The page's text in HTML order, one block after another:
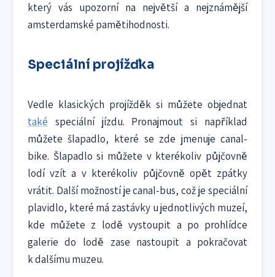
který vás upozorní na největší a nejznámější
amsterdamské pamětihodnosti.
Speciální projížďka
Vedle klasických projížděk si můžete objednat
také speciální jízdu. Pronajmout si například
můžete šlapadlo, které se zde jmenuje canal-
bike. Šlapadlo si můžete v kterékoliv půjčovně
lodí vzít a v kterékoliv půjčovně opět zpátky
vrátit. Další možností je canal-bus, což je speciální
plavidlo, které má zastávky u jednotlivých muzeí,
kde můžete z lodě vystoupit a po prohlídce
galerie do lodě zase nastoupit a pokračovat
k dalšímu muzeu.